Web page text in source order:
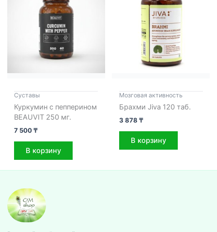
Cуставы
Куркумин с пепперином
BEAUVIT 250 мг.
7 500₸
В корзину
Мозговая активность
Брахми Jiva 120 таб.
3 878 ₸
В корзину